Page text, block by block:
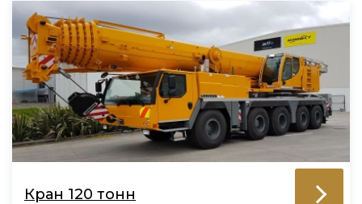
Кран 120 тонн